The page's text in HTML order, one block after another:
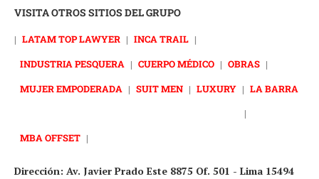
VISITA OTROS SITIOS DEL GRUPO
| LATAM TOP LAWYER | INCA TRAIL |
INDUSTRIA PESQUERA | CUERPO MÉDICO | OBRAS |
MUJER EMPODERADA | SUIT MEN | LUXURY | LA BARRA
|
MBA OFFSET |
Dirección: Av. Javier Prado Este 8875 Of. 501 - Lima 15494